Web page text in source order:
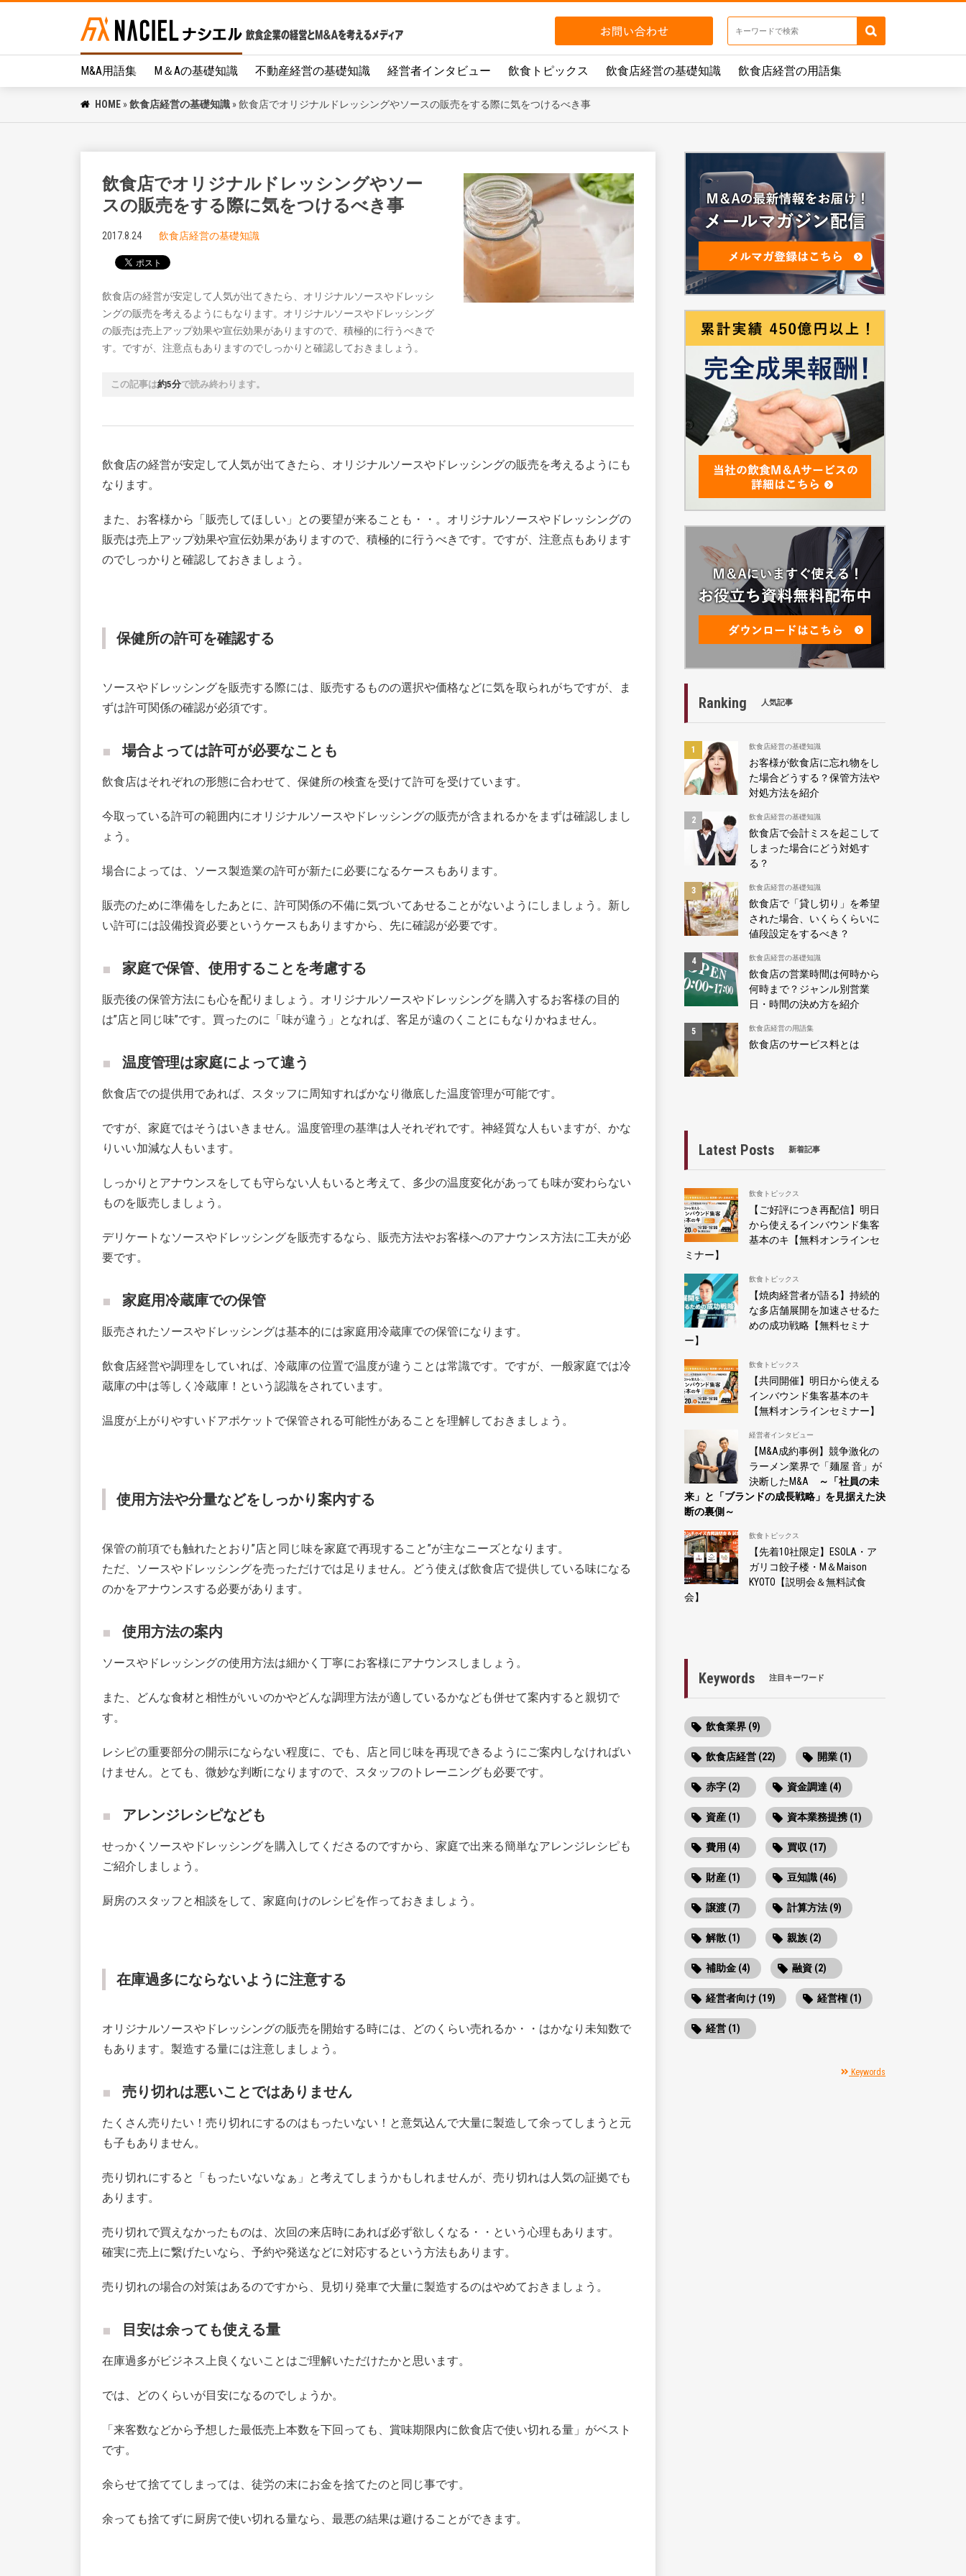
M&A用語集 M＆Aの基礎知識 不動産経営の基礎知識 経営者インタビュー 飲食トピックス 飲食店経営の基礎知識 飲食店経営の用語集
HOME »飲食店経営の基礎知識 »飲食店でオリジナルドレッシングやソースの販売をする際に気をつけるべき事
飲食店でオリジナルドレッシングやソー
スの販売をする際に気をつけるべき事
2017.8.24 飲食店経営の基礎知識
飲食店の経営が安定して人気が出てきたら、オリジナルソースやドレッシ
ングの販売を考えるようにもなります。オリジナルソースやドレッシング
の販売は売上アップ効果や宣伝効果がありますので、積極的に行うべきで
す。ですが、注意点もありますのでしっかりと確認しておきましょう。
この記事は約5分で読み終わります。
飲食店の経営が安定して人気が出てきたら、オリジナルソースやドレッシングの販売を考えるようにも
なります。
また、お客様から「販売してほしい」との要望が来ることも・・。オリジナルソースやドレッシングの
販売は売上アップ効果や宣伝効果がありますので、積極的に行うべきです。ですが、注意点もあります
のでしっかりと確認しておきましょう。
保健所の許可を確認する
ソースやドレッシングを販売する際には、販売するものの選択や価格などに気を取られがちですが、ま
ずは許可関係の確認が必須です。
場合よっては許可が必要なことも
飲食店はそれぞれの形態に合わせて、保健所の検査を受けて許可を受けています。
今取っている許可の範囲内にオリジナルソースやドレッシングの販売が含まれるかをまずは確認しまし
ょう。
場合によっては、ソース製造業の許可が新たに必要になるケースもあります。
販売のために準備をしたあとに、許可関係の不備に気づいてあせることがないようにしましょう。新し
い許可には設備投資必要というケースもありますから、先に確認が必要です。
家庭で保管、使用することを考慮する
販売後の保管方法にも心を配りましょう。オリジナルソースやドレッシングを購入するお客様の目的
は”店と同じ味”です。買ったのに「味が違う」となれば、客足が遠のくことにもなりかねません。
温度管理は家庭によって違う
飲食店での提供用であれば、スタッフに周知すればかなり徹底した温度管理が可能です。
ですが、家庭ではそうはいきません。温度管理の基準は人それぞれです。神経質な人もいますが、かな
りいい加減な人もいます。
しっかりとアナウンスをしても守らない人もいると考えて、多少の温度変化があっても味が変わらない
ものを販売しましょう。
デリケートなソースやドレッシングを販売するなら、販売方法やお客様へのアナウンス方法に工夫が必
要です。
家庭用冷蔵庫での保管
販売されたソースやドレッシングは基本的には家庭用冷蔵庫での保管になります。
飲食店経営や調理をしていれば、冷蔵庫の位置で温度が違うことは常識です。ですが、一般家庭では冷
蔵庫の中は等しく冷蔵庫！という認識をされています。
温度が上がりやすいドアポケットで保管される可能性があることを理解しておきましょう。
使用方法や分量などをしっかり案内する
保管の前項でも触れたとおり”店と同じ味を家庭で再現すること”が主なニーズとなります。
ただ、ソースやドレッシングを売っただけでは足りません。どう使えば飲食店で提供している味になる
のかをアナウンスする必要があります。
使用方法の案内
ソースやドレッシングの使用方法は細かく丁寧にお客様にアナウンスしましょう。
また、どんな食材と相性がいいのかやどんな調理方法が適しているかなども併せて案内すると親切で
す。
レシピの重要部分の開示にならない程度に、でも、店と同じ味を再現できるようにご案内しなければい
けません。とても、微妙な判断になりますので、スタッフのトレーニングも必要です。
アレンジレシピなども
せっかくソースやドレッシングを購入してくださるのですから、家庭で出来る簡単なアレンジレシピも
ご紹介しましょう。
厨房のスタッフと相談をして、家庭向けのレシピを作っておきましょう。
在庫過多にならないように注意する
オリジナルソースやドレッシングの販売を開始する時には、どのくらい売れるか・・はかなり未知数で
もあります。製造する量には注意しましょう。
売り切れは悪いことではありません
たくさん売りたい！売り切れにするのはもったいない！と意気込んで大量に製造して余ってしまうと元
も子もありません。
売り切れにすると「もったいないなぁ」と考えてしまうかもしれませんが、売り切れは人気の証拠でも
あります。
売り切れで買えなかったものは、次回の来店時にあれば必ず欲しくなる・・という心理もあります。
確実に売上に繋げたいなら、予約や発送などに対応するという方法もあります。
売り切れの場合の対策はあるのですから、見切り発車で大量に製造するのはやめておきましょう。
目安は余っても使える量
在庫過多がビジネス上良くないことはご理解いただけたかと思います。
では、どのくらいが目安になるのでしょうか。
「来客数などから予想した最低売上本数を下回っても、賞味期限内に飲食店で使い切れる量」がベスト
です。
余らせて捨ててしまっては、徒労の末にお金を捨てたのと同じ事です。
余っても捨てずに厨房で使い切れる量なら、最悪の結果は避けることができます。
Ranking 人気記事
飲食店経営の基礎知識
お客様が飲食店に忘れ物をし
た場合どうする？保管方法や
対処方法を紹介
飲食店経営の基礎知識
飲食店で会計ミスを起こして
しまった場合にどう対処す
る？
飲食店経営の基礎知識
飲食店で「貸し切り」を希望
された場合、いくらくらいに
値段設定をするべき？
飲食店経営の基礎知識
飲食店の営業時間は何時から
何時まで？ジャンル別営業
日・時間の決め方を紹介
飲食店経営の用語集
飲食店のサービス料とは
Latest Posts 新着記事
飲食トピックス
【ご好評につき再配信】明日
から使えるインバウンド集客
基本のキ【無料オンラインセ
ミナー】
飲食トピックス
【焼肉経営者が語る】持続的
な多店舗展開を加速させるた
めの成功戦略【無料セミナ
ー】
飲食トピックス
【共同開催】明日から使える
インバウンド集客基本のキ
【無料オンラインセミナー】
経営者インタビュー
【M&A成約事例】競争激化の
ラーメン業界で「麺屋 音」が
決断したM&A
～「社員の未
来」と「ブランドの成長戦略」を見据えた決
断の裏側～
飲食トピックス
【先着10社限定】ESOLA・ア
ガリコ餃子楼・M＆Maison
KYOTO【説明会＆無料試食
会】
Keywords 注目キーワード
飲食業界 (9)
飲食店経営 (22) 開業 (1)
赤字 (2) 資金調達 (4)
資産 (1) 資本業務提携 (1)
費用 (4) 買収 (17)
財産 (1) 豆知識 (46)
譲渡 (7) 計算方法 (9)
解散 (1) 親族 (2)
補助金 (4) 融資 (2)
経営者向け (19) 経営権 (1)
経営 (1)
Keywords